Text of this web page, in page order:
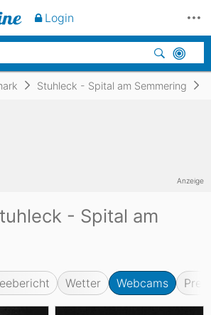
Stuhleck - Spital am Semmering
- Spital am
Wetter Webcams
Anzeige
Login